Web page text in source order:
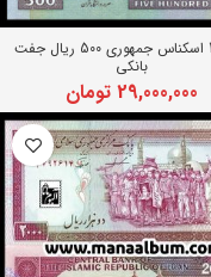
کد255 اسکناس جمهوری 500 ریال جفت
بانکی
29,000,000 تومان